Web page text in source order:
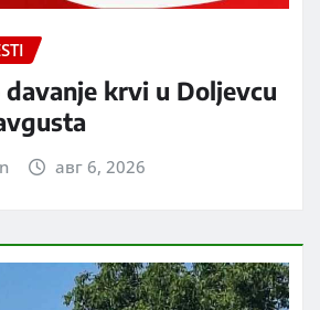
krvi u Doljevcu
авг 6, 2026